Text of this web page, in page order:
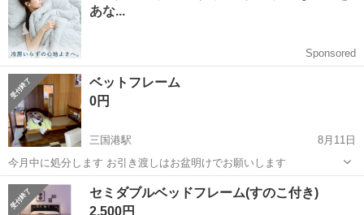
通勤OK！無料駐車場完備！《長野県茅...
ベットフレーム
0円
三国港駅
8月11日
今月中に処分します お引き渡しはお盆明けでお願いします
福井 坂井市 三国港駅 ベッド
セミダブルベッドフレーム(すのこ付き)
2,500円